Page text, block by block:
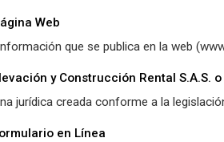
Web
que se publica en la web
y Construcción Rental S.A.S.
jurídica creada conforme a la
en Línea